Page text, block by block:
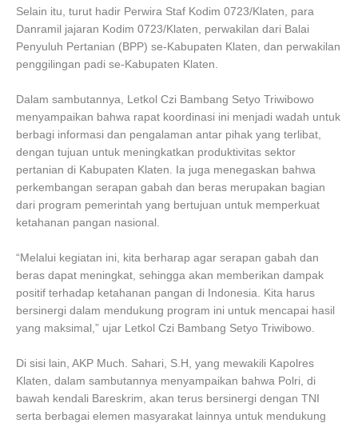
Selain itu, turut hadir Perwira Staf Kodim 0723/Klaten, para
Danramil jajaran Kodim 0723/Klaten, perwakilan dari Balai
Penyuluh Pertanian (BPP) se-Kabupaten Klaten, dan perwakilan
penggilingan padi se-Kabupaten Klaten.
Dalam sambutannya, Letkol Czi Bambang Setyo Triwibowo
menyampaikan bahwa rapat koordinasi ini menjadi wadah untuk
berbagi informasi dan pengalaman antar pihak yang terlibat,
dengan tujuan untuk meningkatkan produktivitas sektor
pertanian di Kabupaten Klaten. Ia juga menegaskan bahwa
perkembangan serapan gabah dan beras merupakan bagian
dari program pemerintah yang bertujuan untuk memperkuat
ketahanan pangan nasional.
“Melalui kegiatan ini, kita berharap agar serapan gabah dan
beras dapat meningkat, sehingga akan memberikan dampak
positif terhadap ketahanan pangan di Indonesia. Kita harus
bersinergi dalam mendukung program ini untuk mencapai hasil
yang maksimal,” ujar Letkol Czi Bambang Setyo Triwibowo.
Di sisi lain, AKP Much. Sahari, S.H, yang mewakili Kapolres
Klaten, dalam sambutannya menyampaikan bahwa Polri, di
bawah kendali Bareskrim, akan terus bersinergi dengan TNI
serta berbagai elemen masyarakat lainnya untuk mendukung